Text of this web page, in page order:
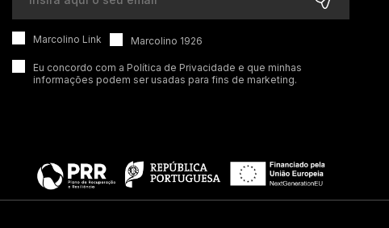
Marcolino Link Marcolino 1926
Eu concordo com a Política de Privacidade e que minhas
informações podem ser usadas para fins de marketing.